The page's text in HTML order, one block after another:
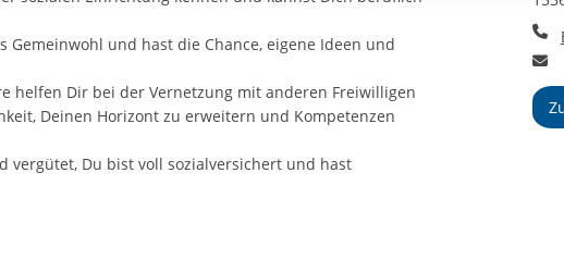
erstreckt sich nicht auf notwendige Cookies, die erforderlich zur
und somit gewünschten Website-Funktionen sind. Diese
Interessen und daher unabhängig von einer Einwilligung.
Gemeinwohl und hast die Chance, eigene Ideen und
helfen Dir bei der Vernetzung mit anderen Freiwilligen
Deinen Horizont zu erweitern und Kompetenzen
vergütet, Du bist voll sozialversichert und hast